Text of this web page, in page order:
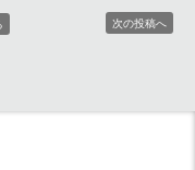
次の投稿へ